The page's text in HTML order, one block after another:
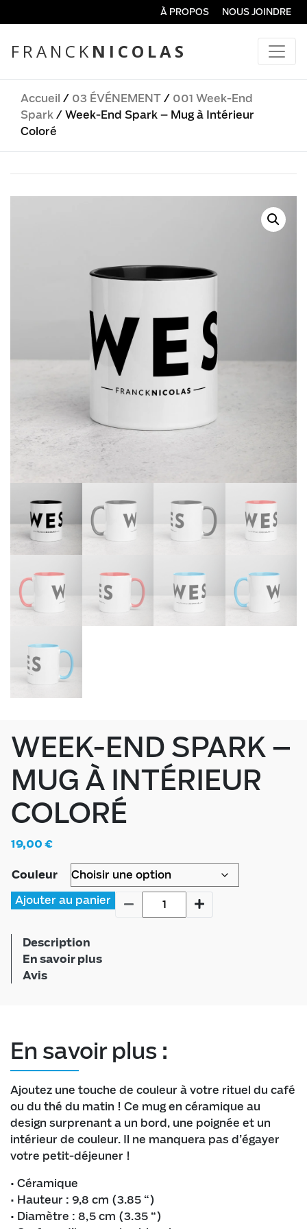
À PROPOS NOUS JOINDRE
FRANCK NICOLAS
Accueil / 03 ÉVÉNEMENT/ 001 Week-End
Spark/ Week-End Spark – Mug à Intérieur
Coloré
WEEK-END SPARK –
MUG À INTÉRIEUR
COLORÉ
19,00€
Couleur
Ajouter au panier
Description
En savoir plus
Avis
En savoir plus :
Ajoutez une touche de couleur à votre rituel du café
ou du thé du matin ! Ce mug en céramique au
design surprenant a un bord, une poignée et un
intérieur de couleur. Il ne manquera pas d’égayer
votre petit-déjeuner !
• Céramique
• Hauteur : 9,8 cm (3.85 “)
• Diamètre : 8,5 cm (3.35 “)